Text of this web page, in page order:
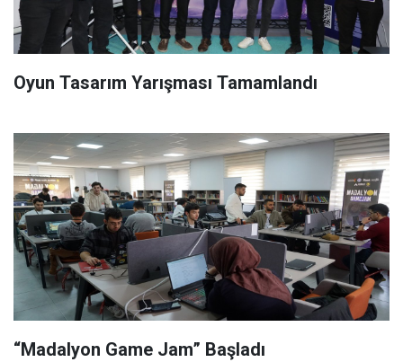
Oyun Tasarım Yarışması Tamamlandı
“Madalyon Game Jam” Başladı